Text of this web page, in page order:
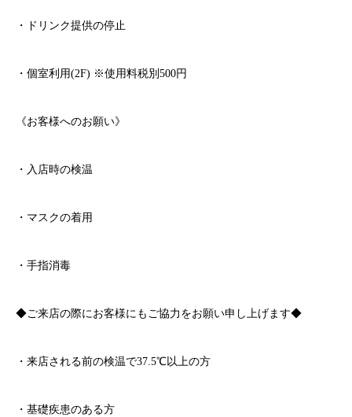
・ドリンク提供の停止
・個室利用(2F) ※使用料税別 500円
《お客様へのお願い》
・入店時の検温
・マスクの着用
・手指消毒
◆ご来店の際にお客様にもご協力をお願い申し上げます◆
・来店される前の検温で37.5℃以上の方
・基礎疾患のある方